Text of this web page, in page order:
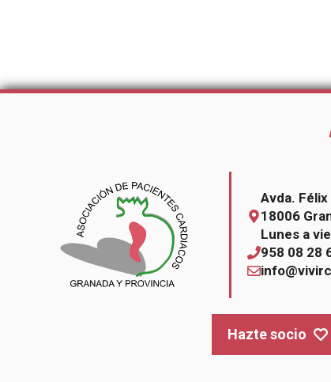
Avda.
18006
Lunes a
958 08 28
Hazte socio